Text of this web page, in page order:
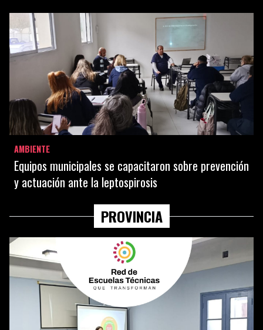
AMBIENTE
Equipos municipales se capacitaron sobre prevención
y actuación ante la leptospirosis
PROVINCIA